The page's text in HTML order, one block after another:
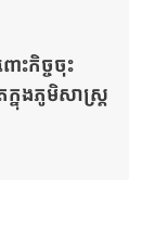
ោះកិច្ចចុះ
នុងភូមិសាស្រ្ត